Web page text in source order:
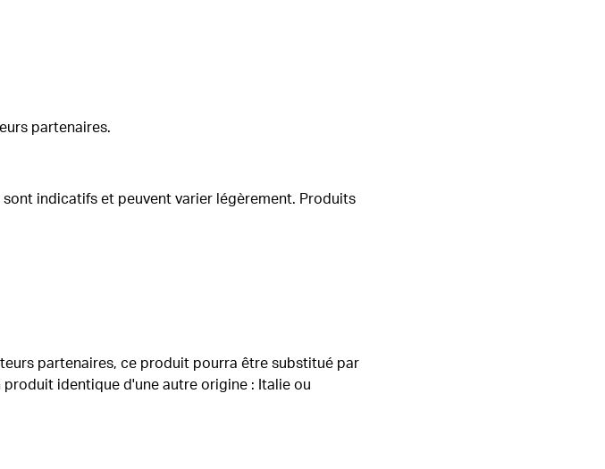
partenaires.
indicatifs et peuvent varier légèrement. Produits
partenaires, ce produit pourra être substitué par
identique d'une autre origine : Italie ou